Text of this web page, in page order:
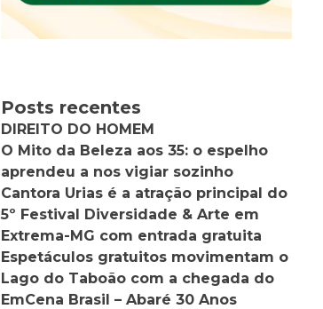
Posts recentes
DIREITO DO HOMEM
O Mito da Beleza aos 35: o espelho
aprendeu a nos vigiar sozinho
Cantora Urias é a atração principal do
5º Festival Diversidade & Arte em
Extrema-MG com entrada gratuita
Espetáculos gratuitos movimentam o
Lago do Taboão com a chegada do
EmCena Brasil – Abaré 30 Anos